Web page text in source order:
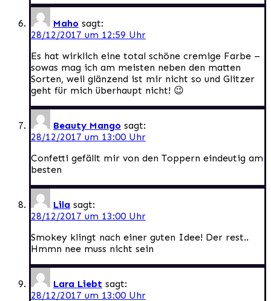
Maho sagt:
28/12/2017 um 12:59 Uhr
Es hat wirklich eine total schöne cremige Farbe –
sowas mag ich am meisten neben den matten
Sorten, weil glänzend ist mir nicht so und Glitzer
geht für mich überhaupt nicht! 😉
Beauty Mango sagt:
28/12/2017 um 13:00 Uhr
Confetti gefällt mir von den Toppern eindeutig am
besten
Lila sagt:
28/12/2017 um 13:00 Uhr
Smokey klingt nach einer guten Idee! Der rest..
Hmmn nee muss nicht sein
Lara Liebt sagt:
28/12/2017 um 13:00 Uhr